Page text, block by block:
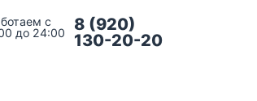
с
до 24:00
8 (920)
130-20-20